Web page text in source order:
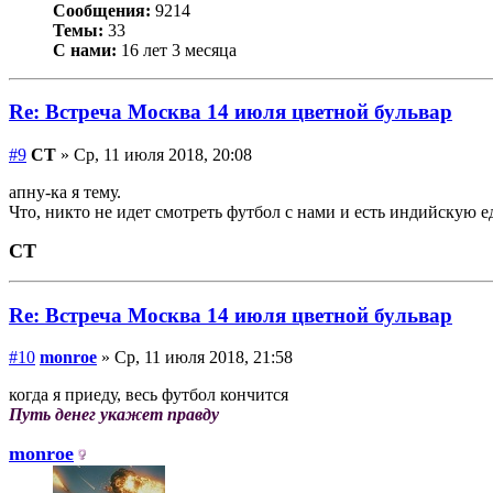
Сообщения: 9214
Темы: 33
С нами: 16 лет 3 месяца
Re: Встреча Москва 14 июля цветной бульвар
#9 СТ » Ср, 11 июля 2018, 20:08
апну-ка я тему.
Что, никто не идет смотреть футбол с нами и есть индийскую
СТ
Re: Встреча Москва 14 июля цветной бульвар
#10 monroe » Ср, 11 июля 2018, 21:58
когда я приеду, весь футбол кончится
Путь денег укажет правду
monroe